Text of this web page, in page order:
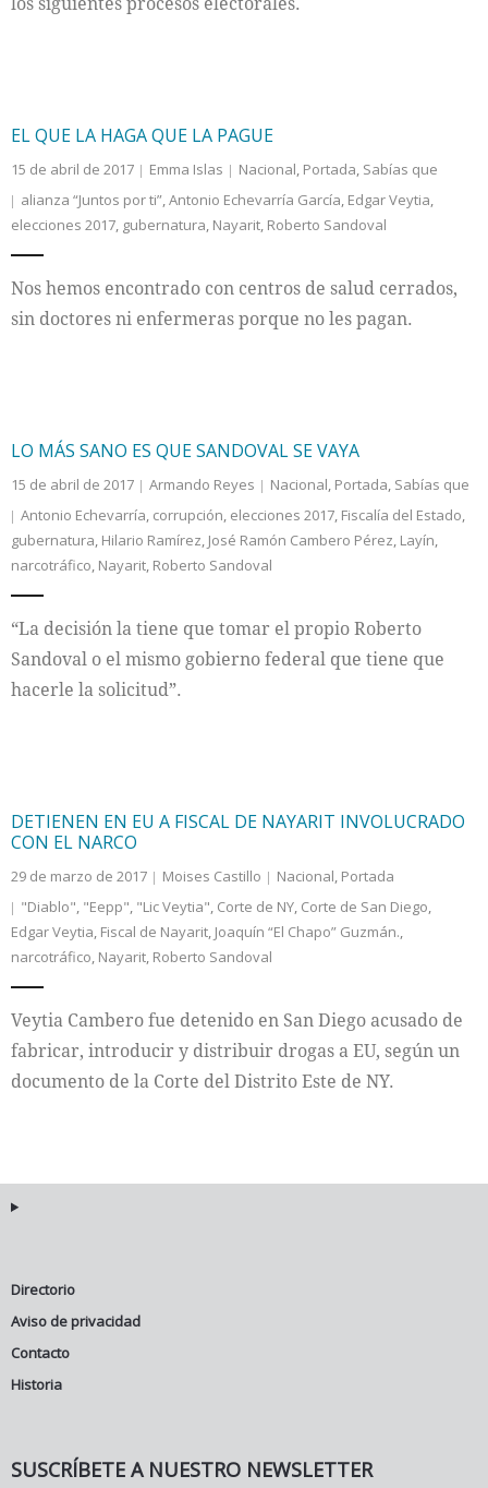
EL QUE LA HAGA QUE LA PAGUE
15 de abril de 2017 Emma Islas Nacional, Portada, Sabías que
alianza “Juntos por ti”,Antonio Echevarría García, Edgar Veytia,
elecciones 2017, gubernatura, Nayarit, Roberto Sandoval
Nos hemos encontrado con centros de salud cerrados,
sin doctores ni enfermeras porque no les pagan.
LO MÁS SANO ES QUE SANDOVAL SE VAYA
15 de abril de 2017 Armando Reyes Nacional, Portada, Sabías que
Antonio Echevarría, corrupción, elecciones 2017, Fiscalía del Estado,
gubernatura, Hilario Ramírez, José Ramón Cambero Pérez, Layín,
narcotráfico, Nayarit, Roberto Sandoval
“La decisión la tiene que tomar el propio Roberto
Sandoval o el mismo gobierno federal que tiene que
hacerle la solicitud”.
DETIENEN EN EU A FISCAL DE NAYARIT INVOLUCRADO
CON EL NARCO
29 de marzo de 2017 Moises Castillo Nacional, Portada
"Diablo", "Eepp", "Lic Veytia", Corte de NY, Corte de San Diego,
Edgar Veytia, Fiscal de Nayarit, Joaquín “El Chapo” Guzmán.,
narcotráfico, Nayarit, Roberto Sandoval
Veytia Cambero fue detenido en San Diego acusado de
fabricar, introducir y distribuir drogas a EU, según un
documento de la Corte del Distrito Este de NY.
Directorio
Aviso de privacidad
Contacto
Historia
SUSCRÍBETE A NUESTRO NEWSLETTER